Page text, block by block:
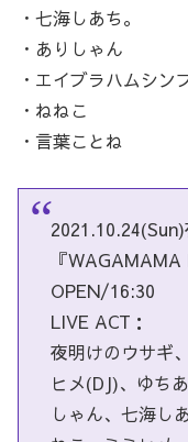
・七海しあち。
・ありしゃん
・エイブラハムシン
・ねねこ
・言葉ことね
『WAGAMAMA
OPEN/16:30
LIVE ACT：
夜明けのウサギ
ヒメ(DJ)、ゆち
しゃん、七海し